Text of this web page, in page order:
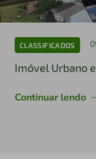
CLASSIFICADOS
Imóvel Urbano
Continuar lendo